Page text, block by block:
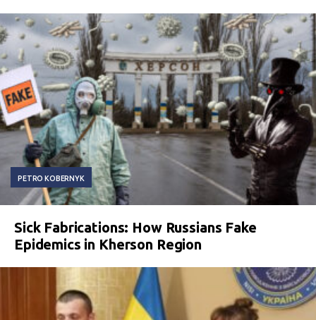
PETRO KOBERNYK
Sick Fabrications: How Russians Fake
Epidemics in Kherson Region